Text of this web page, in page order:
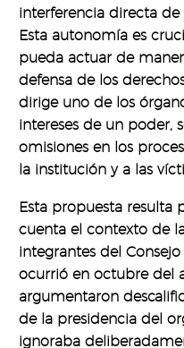
interferencia directa
Esta autonomía es
pueda actuar de
defensa de los
dirige uno de los
intereses de un poder,
omisiones en los
la institución y a las
Esta propuesta
cuenta el contexto de
integrantes del
ocurrió en octubre del
argumentaron
de la presidencia del
ignoraba